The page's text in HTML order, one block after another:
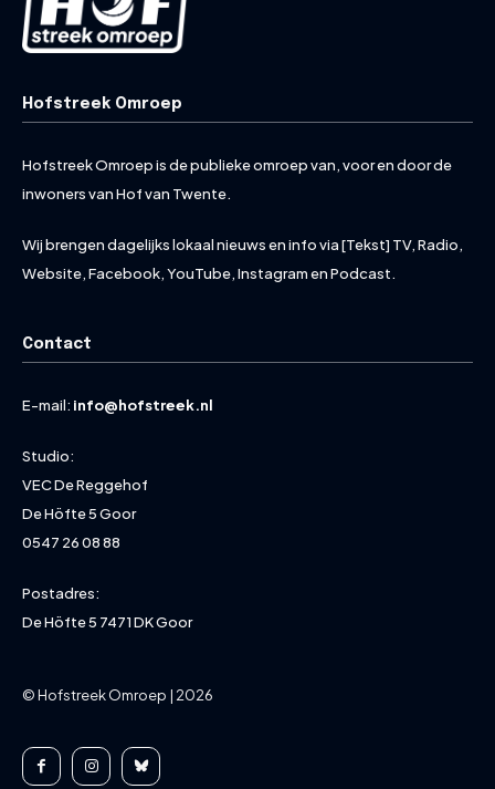
Hofstreek Omroep
Hofstreek Omroep is de publieke omroep van, voor en door de
inwoners van Hof van Twente.
Wij brengen dagelijks lokaal nieuws en info via [Tekst] TV, Radio,
Website, Facebook, YouTube, Instagram en Podcast.
Contact
E-mail: info@hofstreek.nl
Studio:
VEC De Reggehof
De Höfte 5 Goor
0547 26 08 88
Postadres:
De Höfte 5 7471 DK Goor
© Hofstreek Omroep | 2026